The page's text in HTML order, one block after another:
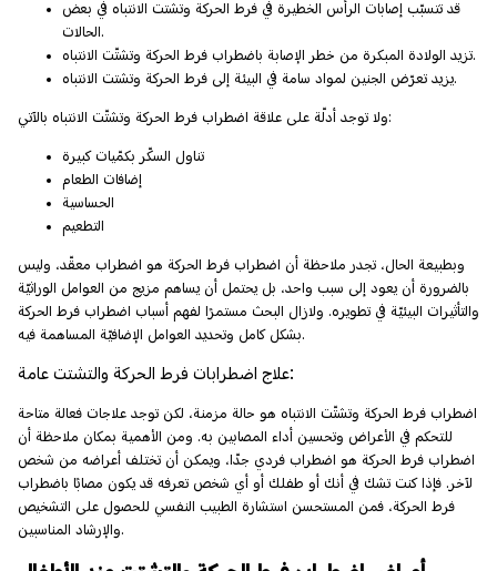
قد تتسبّب إصابات الرأس الخطيرة في فرط الحركة وتشتت الانتباه في بعض
الحالات.
تزيد الولادة المبكرة من خطر الإصابة باضطراب فرط الحركة وتشتّت الانتباه.
يزيد تعرّض الجنين لمواد سامة في البيئة إلى فرط الحركة وتشتت الانتباه.
ولا توجد أدلّة على علاقة اضطراب فرط الحركة وتشتّت الانتباه بالآتي:
تناول السكّر بكمّيات كبيرة
إضافات الطعام
الحساسية
التطعيم
وبطبيعة الحال، تجدر ملاحظة أن اضطراب فرط الحركة هو اضطراب معقّد، وليس
بالضرورة أن يعود إلى سبب واحد، بل يحتمل أن يساهم مزيج من العوامل الوراثيّة
والتأثيرات البيئيّة في تطويره. ولازال البحث مستمرًا لفهم أسباب اضطراب فرط الحركة
بشكل كامل وتحديد العوامل الإضافيّة المساهمة فيه.
علاج اضطرابات فرط الحركة والتشتت عامة:
اضطراب فرط الحركة وتشتّت الانتباه هو حالة مزمنة، لكن توجد علاجات فعالة متاحة
للتحكم في الأعراض وتحسين أداء المصابين به. ومن الأهمية بمكان ملاحظة أن
اضطراب فرط الحركة هو اضطراب فردي جدّا، ويمكن أن تختلف أعراضه من شخص
لآخر. فإذا كنت تشك في أنك أو طفلك أو أي شخص تعرفه قد يكون مصابًا باضطراب
فرط الحركة، فمن المستحسن استشارة الطبيب النفسي للحصول على التشخيص
والإرشاد المناسبين.